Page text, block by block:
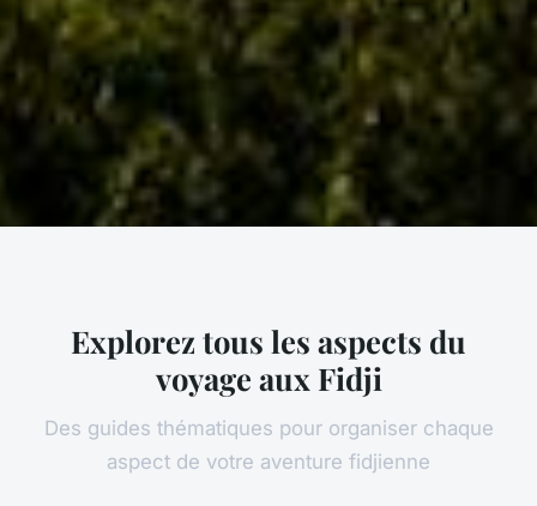
Explorez tous les aspects du
voyage aux Fidji
Des guides thématiques pour organiser chaque
aspect de votre aventure fidjienne